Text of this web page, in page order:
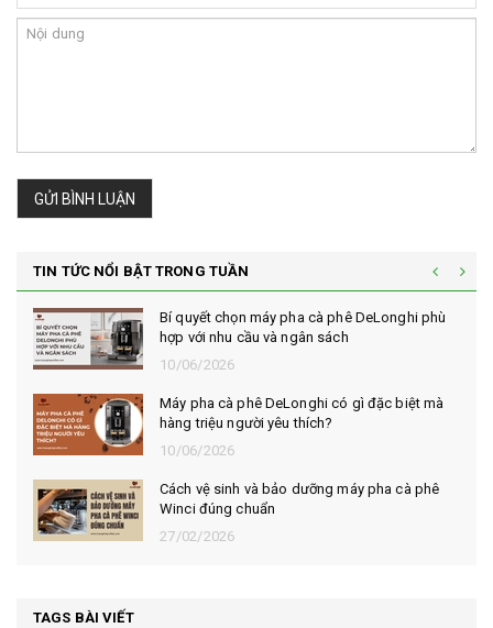
GỬI BÌNH LUẬN
TIN TỨC NỔI BẬT TRONG TUẦN
Bí quyết chọn máy pha cà phê DeLonghi phù
hợp với nhu cầu và ngân sách
10/06/2026
Máy pha cà phê DeLonghi có gì đặc biệt mà
hàng triệu người yêu thích?
10/06/2026
Cách vệ sinh và bảo dưỡng máy pha cà phê
Winci đúng chuẩn
27/02/2026
TAGS BÀI VIẾT